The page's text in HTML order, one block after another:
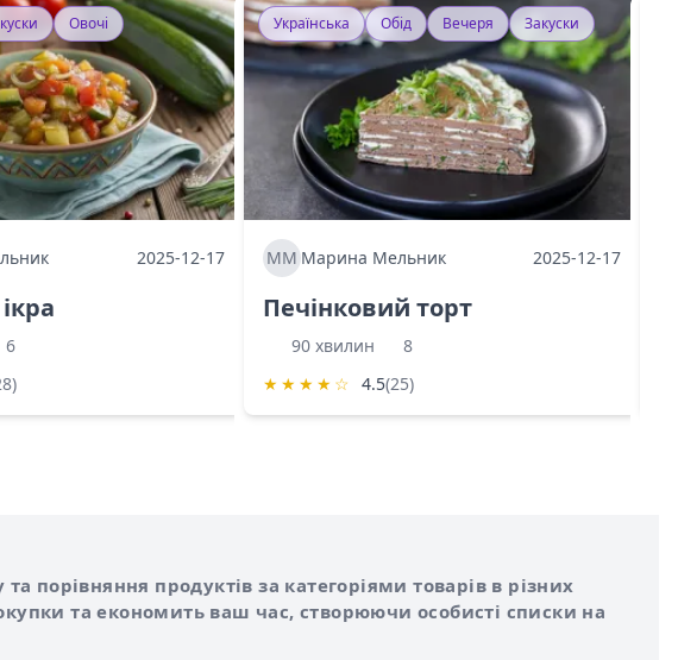
Овочі
2025-12-17
6
Українська Обід Вечеря Закуски
МММарина Мельник 2025-12-17
Печінковий торт
90 хвилин
8
★ ★ ★ ★ ☆ 4.5(25)
порівняння продуктів за категоріями товарів в різних
та економить ваш час, створюючи особисті списки на